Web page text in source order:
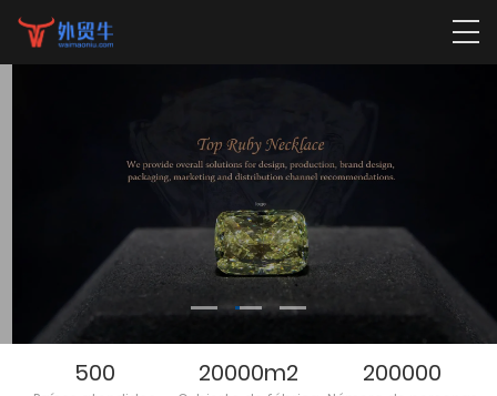
pancarta12
LEER MáS
500 20000m2 200000